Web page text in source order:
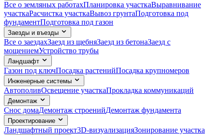
Все о земляных работахПланировка участкаВыравнивание
участкаРасчистка участкаВывоз грунтаПодготовка под
фундаментПодготовка под газон
Заезды и въезды
Все о заездахЗаезд из щебняЗаезд из бетонаЗаезд с
мощениемУстройство трубы
Ландшафт
Газон под ключПосадка растенийПосадка крупномеров
Инженерные системы
АвтополивОсвещение участкаПрокладка коммуникаций
Демонтаж
Снос домаДемонтаж строенийДемонтаж фундамента
Проектирование
Ландшафтный проект3D-визуализацияЗонирование участка